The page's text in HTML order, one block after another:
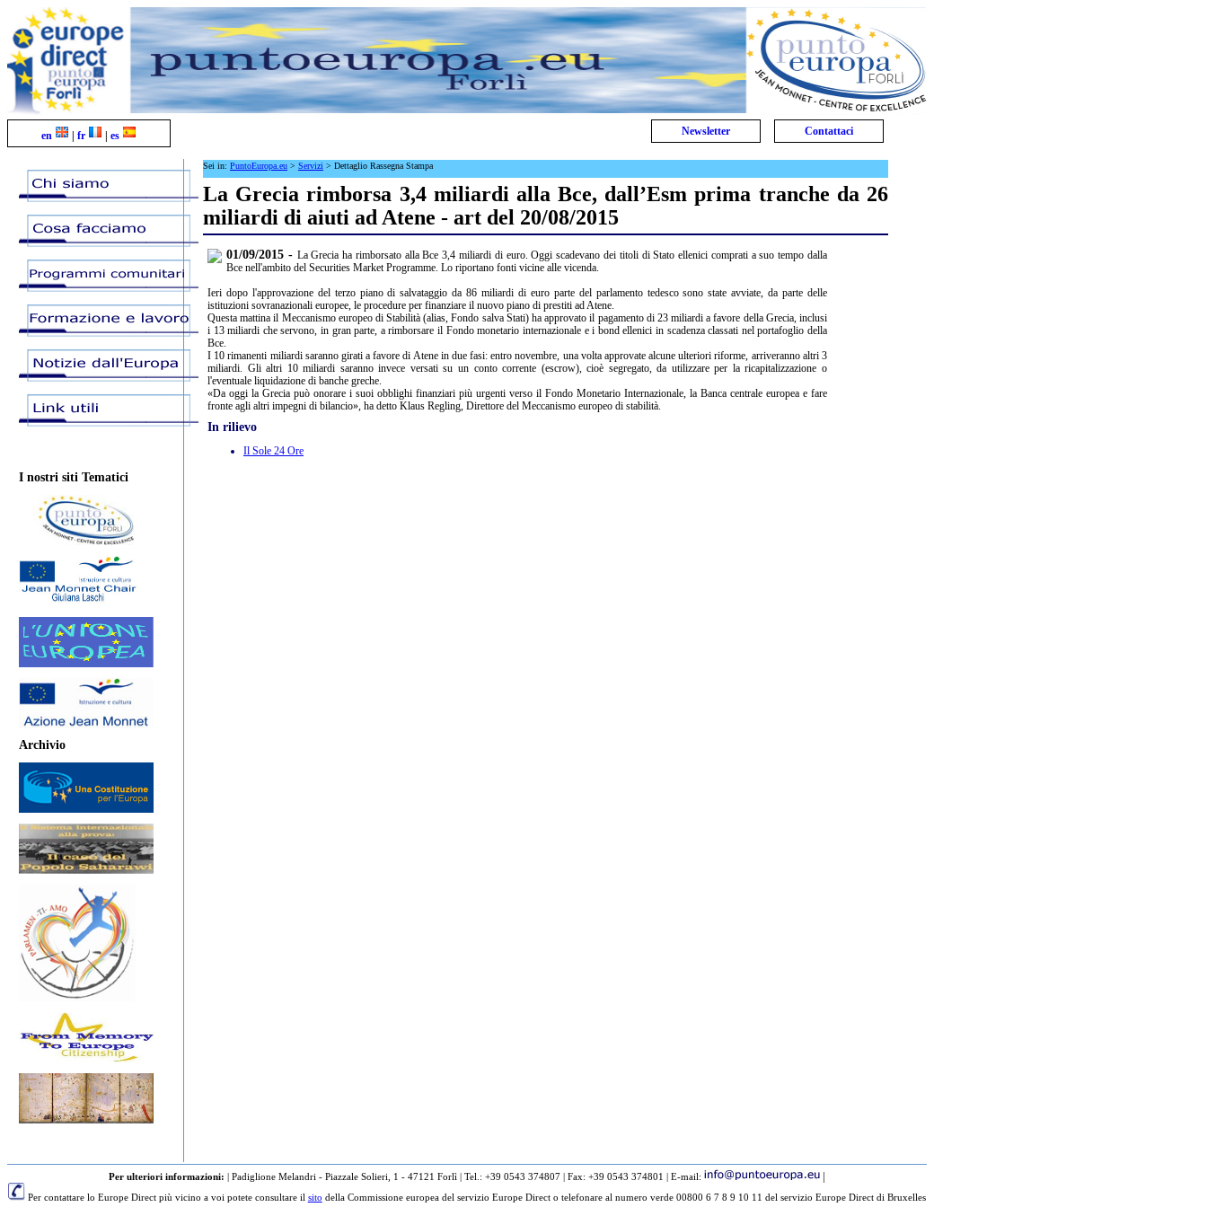
en | fr | es Newsletter Contattaci
I nostri siti Tematici
Archivio
Sei in: PuntoEuropa.eu > Servizi > Dettaglio Rassegna Stampa
La Grecia rimborsa 3,4 miliardi alla Bce, dall’Esm prima tranche da 26
miliardi di aiuti ad Atene - art del 20/08/2015
01/09/2015 - La Grecia ha rimborsato alla Bce 3,4 miliardi di euro. Oggi scadevano dei titoli di Stato ellenici comprati a suo tempo dalla
Bce nell'ambito del Securities Market Programme. Lo riportano fonti vicine alle vicenda.
Ieri dopo l'approvazione del terzo piano di salvataggio da 86 miliardi di euro parte del parlamento tedesco sono state avviate, da parte delle
istituzioni sovranazionali europee, le procedure per finanziare il nuovo piano di prestiti ad Atene.
Questa mattina il Meccanismo europeo di Stabilità (alias, Fondo salva Stati) ha approvato il pagamento di 23 miliardi a favore della Grecia, inclusi
i 13 miliardi che servono, in gran parte, a rimborsare il Fondo monetario internazionale e i bond ellenici in scadenza classati nel portafoglio della
Bce.
I 10 rimanenti miliardi saranno girati a favore di Atene in due fasi: entro novembre, una volta approvate alcune ulteriori riforme, arriveranno altri 3
miliardi. Gli altri 10 miliardi saranno invece versati su un conto corrente (escrow), cioè segregato, da utilizzare per la ricapitalizzazione o
l'eventuale liquidazione di banche greche.
«Da oggi la Grecia può onorare i suoi obblighi finanziari più urgenti verso il Fondo Monetario Internazionale, la Banca centrale europea e fare
fronte agli altri impegni di bilancio», ha detto Klaus Regling, Direttore del Meccanismo europeo di stabilità.
In rilievo
Il Sole 24 Ore
Per ulteriori informazioni: | Padiglione Melandri - Piazzale Solieri, 1 - 47121 Forlì | Tel.: +39 0543 374807 | Fax: +39 0543 374801 | E-mail: |
Per contattare lo Europe Direct più vicino a voi potete consultare il sito della Commissione europea del servizio Europe Direct o telefonare al numero verde 00800 6 7 8 9 10 11 del servizio Europe Direct di Bruxelles